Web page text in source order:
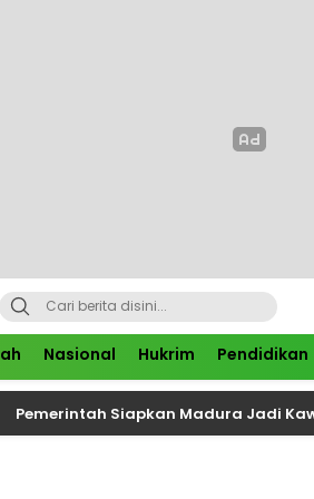
Nasional Hukrim Pendidikan
Siapkan Madura Jadi Kawasan